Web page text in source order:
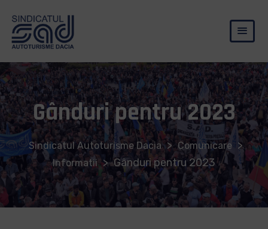
Gânduri pentru 2023
Sindicatul Autoturisme Dacia > Comunicare >
Informatii > Gânduri pentru 2023